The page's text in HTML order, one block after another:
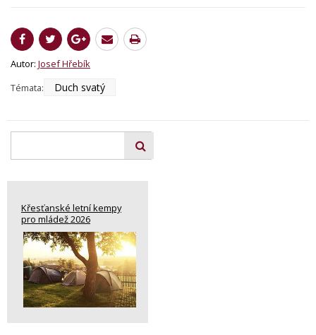
Autor: Josef Hřebík
Témata:
Duch svatý
Křesťanské letní kempy
pro mládež 2026